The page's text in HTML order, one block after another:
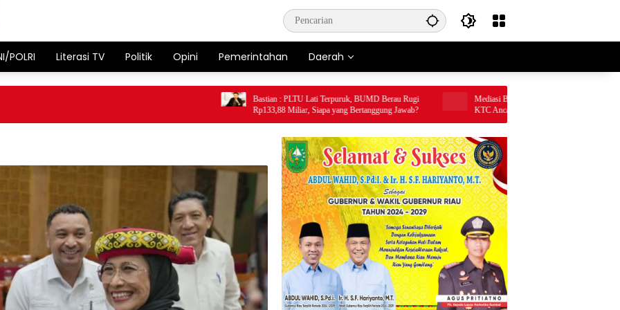
POLRI Literasi TV Politik Opini Pemerintahan Daerah
Bastian : PLTU Lati Terpuruk, BUMD Berau Rugi
Rp133,88 Miliar, Siapa yang Bertanggung Jawab?
Mediasi Belum Membuahkan Hasil, Karyawan PT
KTC Ancam Gelar Aksi Unjuk Rasa